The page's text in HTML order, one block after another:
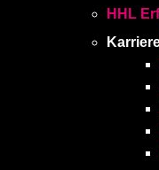
HHL